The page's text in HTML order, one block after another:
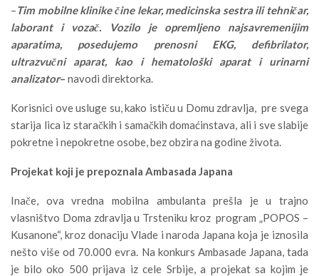
–Tim mobilne klinike čine lekar, medicinska sestra ili tehničar,
laborant i vozač. Vozilo je opremljeno najsavremenijim
aparatima, posedujemo prenosni EKG, defibrilator,
ultrazvučni aparat, kao i hematološki aparat i urinarni
analizator– navodi direktorka.
Korisnici ove usluge su, kako ističu u Domu zdravlja, pre svega
starija lica iz staračkih i samačkih domaćinstava, ali i sve slabije
pokretne i nepokretne osobe, bez obzira na godine života.
Projekat koji je prepoznala Ambasada Japana
Inače, ova vredna mobilna ambulanta prešla je u trajno
vlasništvo Doma zdravlja u Trsteniku kroz program „POPOS –
Kusanone“, kroz donaciju Vlade i naroda Japana koja je iznosila
nešto više od 70.000 evra. Na konkurs Ambasade Japana, tada
je bilo oko 500 prijava iz cele Srbije, a projekat sa kojim je